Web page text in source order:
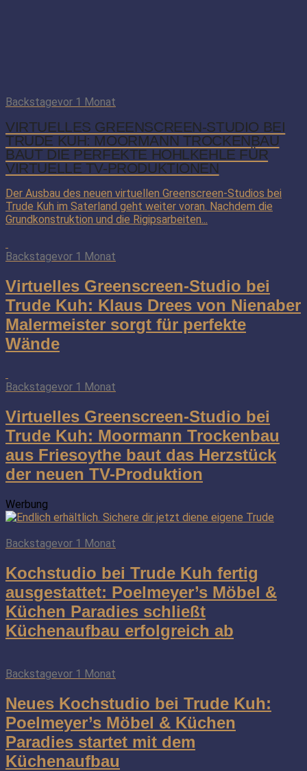
Backstagevor 1 Monat
VIRTUELLES GREENSCREEN-STUDIO BEI
TRUDE KUH: MOORMANN TROCKENBAU
BAUT DIE PERFEKTE HOHLKEHLE FÜR
VIRTUELLE TV-PRODUKTIONEN
Der Ausbau des neuen virtuellen Greenscreen-Studios bei
Trude Kuh im Saterland geht weiter voran. Nachdem die
Grundkonstruktion und die Rigipsarbeiten...
Backstagevor 1 Monat
Virtuelles Greenscreen-Studio bei
Trude Kuh: Klaus Drees von Nienaber
Malermeister sorgt für perfekte
Wände
Backstagevor 1 Monat
Virtuelles Greenscreen-Studio bei
Trude Kuh: Moormann Trockenbau
aus Friesoythe baut das Herzstück
der neuen TV-Produktion
Werbung
Backstagevor 1 Monat
Kochstudio bei Trude Kuh fertig
ausgestattet: Poelmeyer’s Möbel &
Küchen Paradies schließt
Küchenaufbau erfolgreich ab
Backstagevor 1 Monat
Neues Kochstudio bei Trude Kuh:
Poelmeyer’s Möbel & Küchen
Paradies startet mit dem
Küchenaufbau